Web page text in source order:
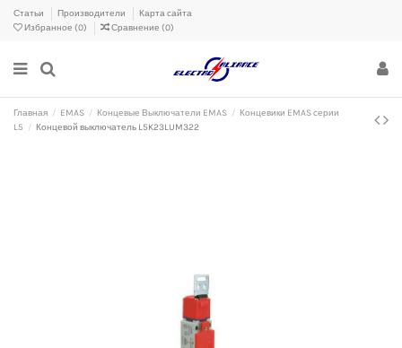
Статьи Производители
Карта сайта
Избранное (0) Сравнение (0)
Главная EMAS Концевые Выключатели EMAS
Концевики EMAS серии
L5
Концевой выключатель L5K23LUM322